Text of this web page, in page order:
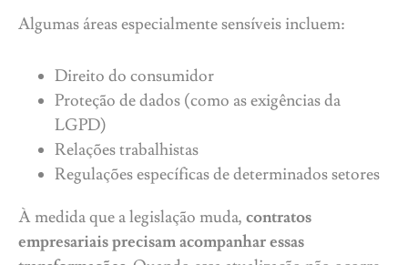
Algumas áreas especialmente sensíveis incluem:
Direito do consumidor
Proteção de dados (como as exigências da
LGPD)
Relações trabalhistas
Regulações específicas de determinados setores
À medida que a legislação muda, contratos
empresariais precisam acompanhar essas